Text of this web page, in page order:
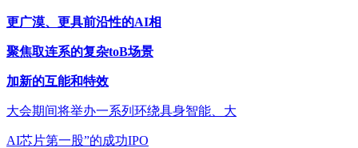
更广漠、更具前沿性的AI相
聚焦取连系的复杂toB场景
加新的互能和特效
大会期间将举办一系列环绕具身智能、大
AI芯片第一股”的成功IPO